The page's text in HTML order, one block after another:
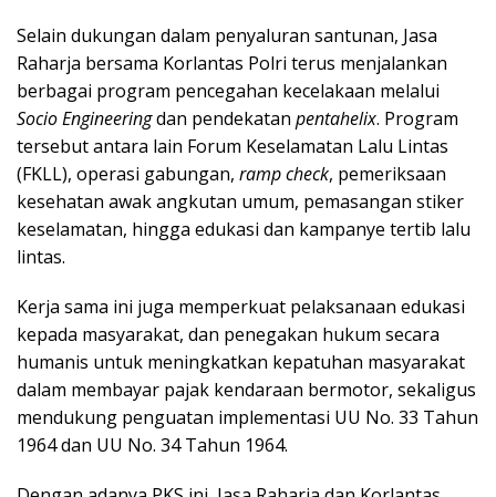
Selain dukungan dalam penyaluran santunan, Jasa
Raharja bersama Korlantas Polri terus menjalankan
berbagai program pencegahan kecelakaan melalui
Socio Engineeringdan pendekatan pentahelix. Program
tersebut antara lain Forum Keselamatan Lalu Lintas
(FKLL), operasi gabungan, ramp check, pemeriksaan
kesehatan awak angkutan umum, pemasangan stiker
keselamatan, hingga edukasi dan kampanye tertib lalu
lintas.
Kerja sama ini juga memperkuat pelaksanaan edukasi
kepada masyarakat, dan penegakan hukum secara
humanis untuk meningkatkan kepatuhan masyarakat
dalam membayar pajak kendaraan bermotor, sekaligus
mendukung penguatan implementasi UU No. 33 Tahun
1964 dan UU No. 34 Tahun 1964.